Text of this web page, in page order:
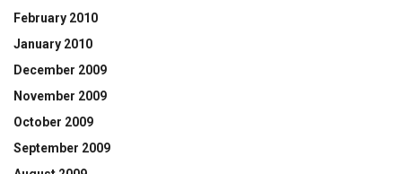
February 2010
January 2010
December 2009
November 2009
October 2009
September 2009